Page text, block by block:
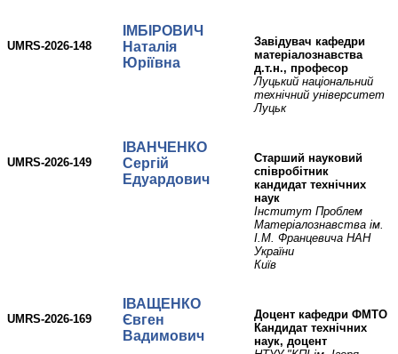
UMRS-2026-148
ІМБІРОВИЧ
Наталія
Юріївна
завідувач кафедри
матеріалознавства
д.т.н., професор
Луцький національний
технічний університет
Луцьк
UMRS-2026-149
ІВАНЧЕНКО
Сергій
Едуардович
старший науковий
співробітник
кандидат технічних
наук
Інститут Проблем
Матеріалознавства ім.
І.М. Францевича НАН
України
Київ
UMRS-2026-169
ІВАЩЕНКО
Євген
Вадимович
Доцент кафедри ФМТО
Кандидат технічних
наук, доцент